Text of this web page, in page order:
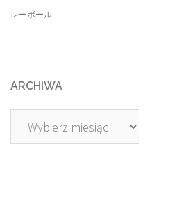
レーボール
ARCHIWA
Archiwa